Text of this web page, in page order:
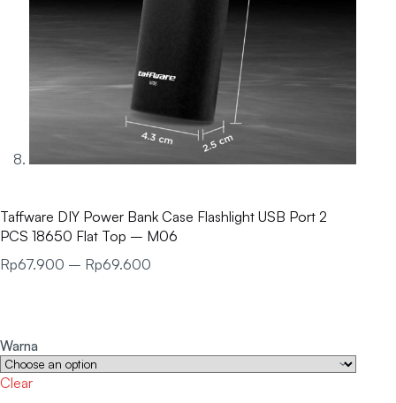
Taffware DIY Power Bank Case Flashlight USB Port 2
PCS 18650 Flat Top – M06
Rp67.900 – Rp69.600
Warna
Clear